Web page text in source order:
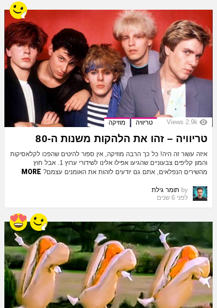
2.9k
Views טריוויה מוזיקה
טריוויה – זהו את הלהקות משנות ה-80
איזה עשור זה היה! כל כך הרבה מוזיקה, אין ספור להיטים שהפכו לקלאסיקות
והמון קליפים צבעוניים שהגיעו אפילו אלינו לשידורי ערוץ 1. אבל חוץ
מהשירים הנפלאים, אתם גם יודעים לזהות את האומנים עצמם? MORE
by תומר גילת
לפני 6 שנים